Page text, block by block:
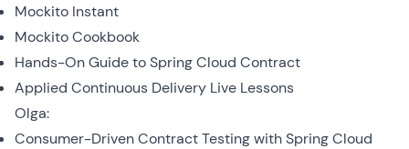
Mockito Instant
Mockito Cookbook
Hands-On Guide to Spring Cloud Contract
Applied Continuous Delivery Live Lessons
Olga:
Consumer-Driven Contract Testing with Spring Cloud